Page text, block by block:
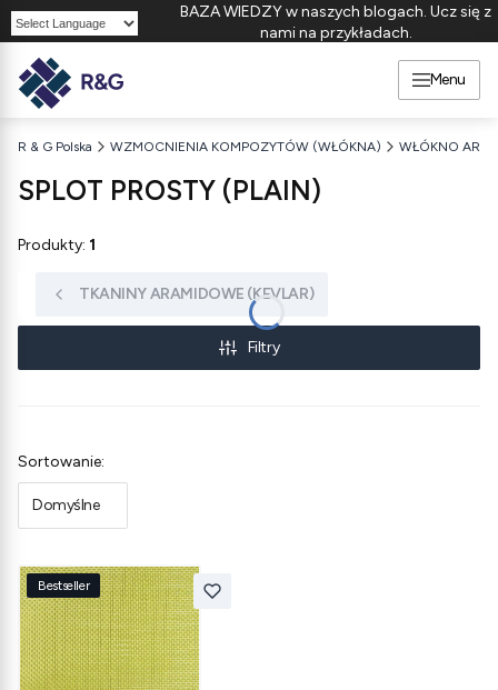
Powered by
BAZA WIEDZY w naszych blogach. Ucz się z
nami na przykładach.
Menu
R & G Polska WZMOCNIENIA KOMPOZYTÓW (WŁÓKNA) WŁÓKNO
SPLOT PROSTY (PLAIN)
Produkty: 1
TKANINY ARAMIDOWE (KEVLAR)
Filtry
Lista produktów
Sortowanie:
Domyślne
Bestseller